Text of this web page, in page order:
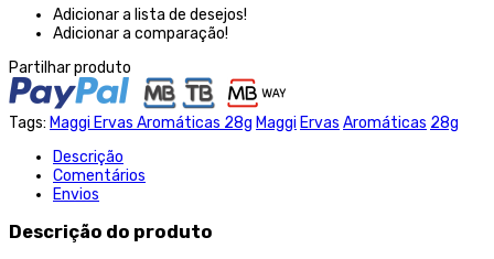
Adicionar a lista de desejos!
Adicionar a comparação!
Partilhar produto
Tags: Maggi Ervas Aromáticas 28g Maggi Ervas Aromáticas 28g
Descrição
Comentários
Envios
Descrição do produto